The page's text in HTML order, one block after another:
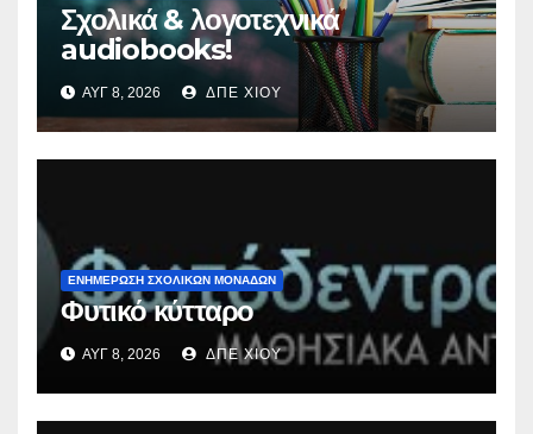
Σχολικά & λογοτεχνικά
audiobooks!
ΑΥΓ 8, 2026 ΔΠΕ ΧΙΟΥ
ΕΝΗΜΕΡΩΣΗ ΣΧΟΛΙΚΩΝ ΜΟΝΑΔΩΝ
Φυτικό κύτταρο
ΑΥΓ 8, 2026 ΔΠΕ ΧΙΟΥ